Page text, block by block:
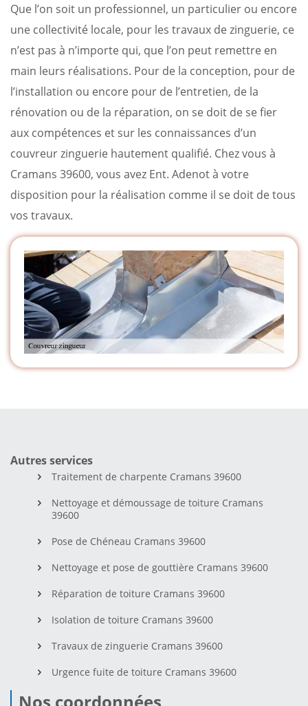
Que l’on soit un professionnel, un particulier ou encore
une collectivité locale, pour les travaux de zinguerie, ce
n’est pas à n’importe qui, que l’on peut remettre en
main leurs réalisations. Pour de la conception, pour de
l’installation ou encore pour de l’entretien, de la
rénovation ou de la réparation, on se doit de se fier
aux compétences et sur les connaissances d’un
couvreur zinguerie hautement qualifié. Chez vous à
Cramans 39600, vous avez Ent. Adenot à votre
disposition pour la réalisation comme il se doit de tous
vos travaux.
Autres services
Traitement de charpente Cramans 39600
Nettoyage et démoussage de toiture Cramans
39600
Pose de Chéneau Cramans 39600
Nettoyage et pose de gouttière Cramans 39600
Réparation de toiture Cramans 39600
Isolation de toiture Cramans 39600
Travaux de zinguerie Cramans 39600
Urgence fuite de toiture Cramans 39600